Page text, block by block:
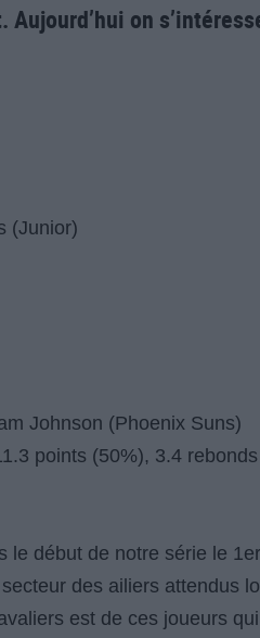
on
(Junior)
Johnson (Phoenix Suns)
points (50%), 3.4
le début de notre série le
des ailiers attendus
est de ces joueurs